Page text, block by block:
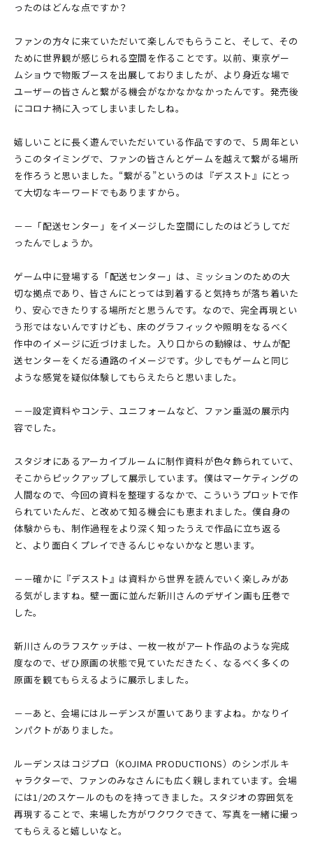
ったのはどんな点ですか？
ファンの方々に来ていただいて楽しんでもらうこと、そして、その
ために世界観が感じられる空間を作ることです。以前、東京ゲー
ムショウで物販ブースを出展しておりましたが、より身近な場で
ユーザーの皆さんと繋がる機会がなかなかなかったんです。発売後
にコロナ禍に入ってしまいましたしね。
嬉しいことに長く遊んでいただいている作品ですので、５周年とい
うこのタイミングで、ファンの皆さんとゲームを越えて繋がる場所
を作ろうと思いました。“繋がる”というのは『デススト』にとっ
て大切なキーワードでもありますから。
－－「配送センター」をイメージした空間にしたのはどうしてだ
ったんでしょうか。
ゲーム中に登場する「配送センター」は、ミッションのための大
切な拠点であり、皆さんにとっては到着すると気持ちが落ち着いた
り、安心できたりする場所だと思うんです。なので、完全再現とい
う形ではないんですけども、床のグラフィックや照明をなるべく
作中のイメージに近づけました。入り口からの動線は、サムが配
送センターをくだる通路のイメージです。少しでもゲームと同じ
ような感覚を疑似体験してもらえたらと思いました。
－－設定資料やコンテ、ユニフォームなど、ファン垂涎の展示内
容でした。
スタジオにあるアーカイブルームに制作資料が色々飾られていて、
そこからピックアップして展示しています。僕はマーケティングの
人間なので、今回の資料を整理するなかで、こういうプロットで作
られていたんだ、と改めて知る機会にも恵まれました。僕自身の
体験からも、制作過程をより深く知ったうえで作品に立ち返る
と、より面白くプレイできるんじゃないかなと思います。
－－確かに『デススト』は資料から世界を読んでいく楽しみがあ
る気がしますね。壁一面に並んだ新川さんのデザイン画も圧巻で
した。
新川さんのラフスケッチは、一枚一枚がアート作品のような完成
度なので、ぜひ原画の状態で見ていただきたく、なるべく多くの
原画を観てもらえるように展示しました。
－－あと、会場にはルーデンスが置いてありますよね。かなりイ
ンパクトがありました。
ルーデンスはコジプロ（KOJIMA PRODUCTIONS）のシンボルキ
ャラクターで、ファンのみなさんにも広く親しまれています。会場
には1/2のスケールのものを持ってきました。スタジオの雰囲気を
再現することで、来場した方がワクワクできて、写真を一緒に撮っ
てもらえると嬉しいなと。